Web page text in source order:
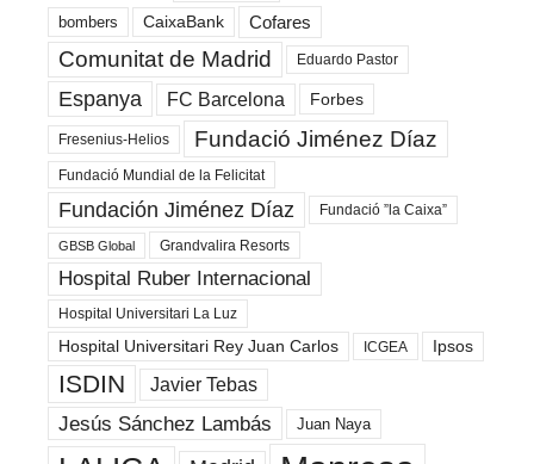
bombers CaixaBank Cofares
Comunitat de Madrid Eduardo Pastor
Espanya FC Barcelona Forbes
Fresenius-Helios Fundació Jiménez Díaz
Fundació Mundial de la Felicitat
Fundación Jiménez Díaz Fundació ”la Caixa”
GBSB Global Grandvalira Resorts
Hospital Ruber Internacional
Hospital Universitari La Luz
Hospital Universitari Rey Juan Carlos ICGEA Ipsos
ISDIN Javier Tebas
Jesús Sánchez Lambás Juan Naya